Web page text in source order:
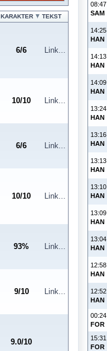
08:47
SAM
14:25
HAN
14:13
HAN
14:09
HAN
13:24
HAN
13:16
HAN
13:13
HAN
13:10
HAN
13:09
HAN
13:04
HAN
12:58
HAN
12:52
HAN
00:24
FOR
15:31
FOR
KARAKTER TEKST
6/6 Link...
10/10 Link...
6/6 Link...
10/10 Link...
93% Link...
9/10 Link...
9.0/10